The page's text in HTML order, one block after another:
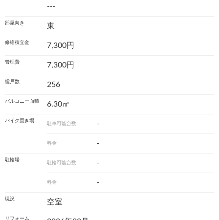
---
部屋向き 東
修繕積立金 7,300円
管理費 7,300円
総戸数 256
バルコニー面積 6.30㎡
バイク置き場
駐車可能台数 -
料金 -
駐輪場
駐輪可能台数 -
料金 -
現況 空室
リフォーム